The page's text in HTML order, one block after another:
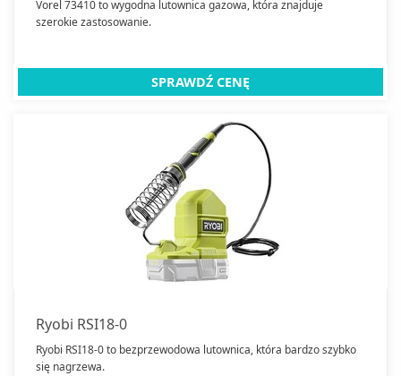
Vorel 73410 to wygodna lutownica gazowa, która znajduje
szerokie zastosowanie.
SPRAWDŹ CENĘ
Ryobi RSI18-0
Ryobi RSI18-0 to bezprzewodowa lutownica, która bardzo szybko
się nagrzewa.